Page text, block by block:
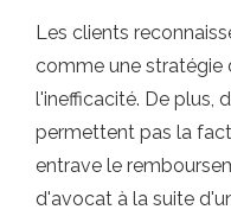
Les clients
comme une stratégie
l'inefficacité. De plus,
permettent pas la
entrave le
d'avocat à la suite